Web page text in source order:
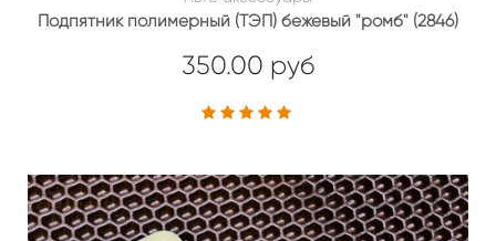
Подпятник полимерный (ТЭП) бежевый "ромб" (2846)
350.00 руб